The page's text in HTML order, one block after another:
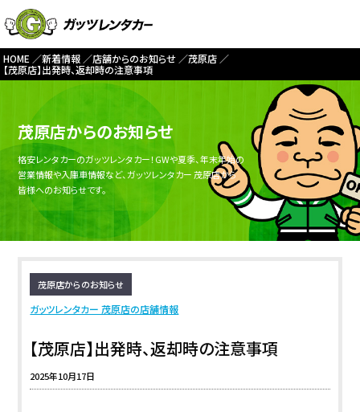
HOME 新着情報 店舗からのお知らせ
茂原店
【茂原店】出発時、返却時の注意事項
茂原店からのお知らせ
格安レンタカーのガッツレンタカー！GWや夏季、年末年始の
営業情報や入庫車情報など、ガッツレンタカー 茂原店から
皆様へのお知らせです。
茂原店からのお知らせ
ガッツレンタカー 茂原店の店舗情報
【茂原店】出発時、返却時の注意事項
2025年10月17日